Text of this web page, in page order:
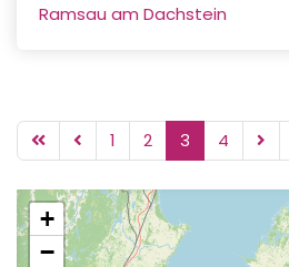
Ramsau am Dachstein
1 2 3 4
+
−